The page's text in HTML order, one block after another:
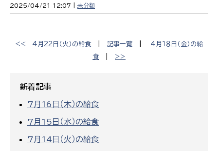
2025/04/21 12:07 | 未分類
<< 4月22日（火）の給食 記事一覧
4月１８日（金）の給
食
>>
新着記事
7月16日（木）の給食
7月15日（水）の給食
7月14日（火）の給食